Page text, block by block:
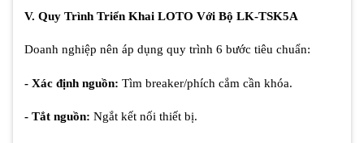
V. Quy Trình Triển Khai LOTO Với Bộ LK-TSK5A
Doanh nghiệp nên áp dụng quy trình 6 bước tiêu chuẩn:
- Xác định nguồn: Tìm breaker/phích cắm cần khóa.
- Tắt nguồn: Ngắt kết nối thiết bị.